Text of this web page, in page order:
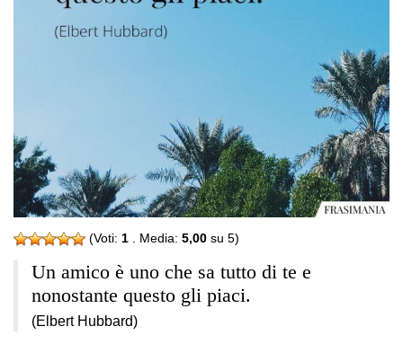
(Voti: 1 . Media: 5,00 su 5)
Un amico è uno che sa tutto di te e
nonostante questo gli piaci.
(Elbert Hubbard)